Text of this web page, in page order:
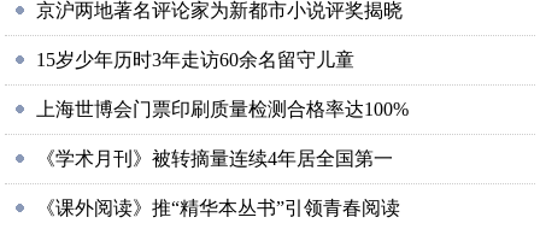
京沪两地著名评论家为新都市小说评奖揭晓
15岁少年历时3年走访60余名留守儿童
上海世博会门票印刷质量检测合格率达100%
《学术月刊》被转摘量连续4年居全国第一
《课外阅读》推“精华本丛书”引领青春阅读